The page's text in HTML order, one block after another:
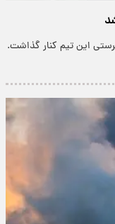
این تیم کنار گذاشت.